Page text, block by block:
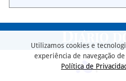
Utilizamos cookies e
experiência de navegação
Política de